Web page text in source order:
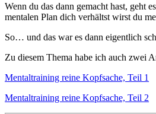
Wenn du das dann gemacht hast, geht
mentalen Plan dich verhältst wirst du
So… und das war es dann eigentlich
Zu diesem Thema habe ich auch zwei
Mentaltraining reine Kopfsache, Teil 1
Mentaltraining reine Kopfsache, Teil 2